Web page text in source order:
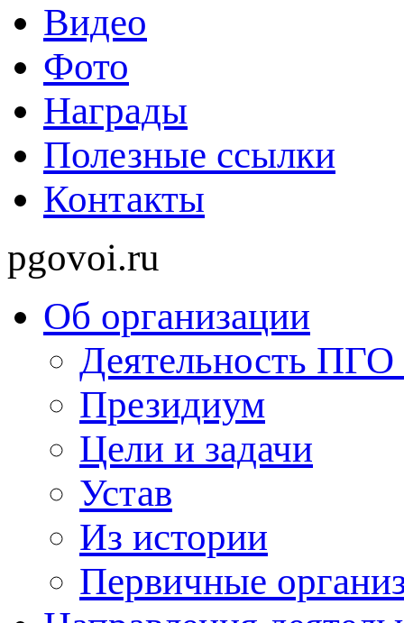
Видео
Фото
Награды
Полезные ссылки
Контакты
pgovoi.ru
Об организации
Деятельность
Президиум
Цели и задачи
Устав
Из истории
Первичные